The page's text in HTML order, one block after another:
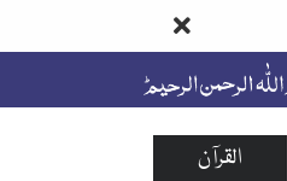
القرآن